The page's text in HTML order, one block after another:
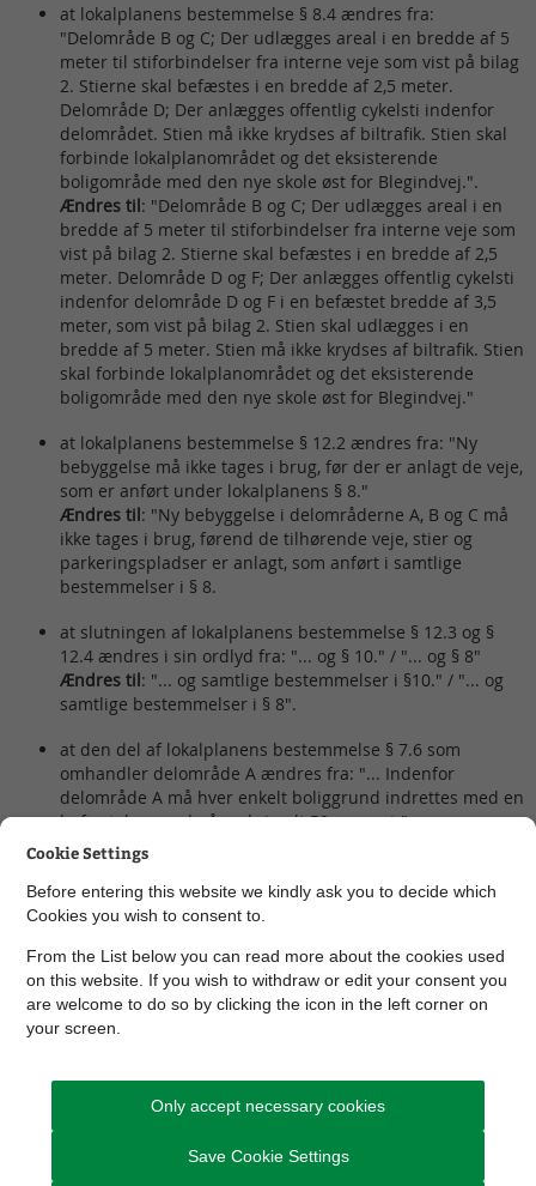
at lokalplanens bestemmelse § 8.4 ændres fra:
"Delområde B og C; Der udlægges areal i en bredde af 5
meter til stiforbindelser fra interne veje som vist på bilag
2. Stierne skal befæstes i en bredde af 2,5 meter.
Delområde D; Der anlægges offentlig cykelsti indenfor
delområdet. Stien må ikke krydses af biltrafik. Stien skal
forbinde lokalplanområdet og det eksisterende
boligområde med den nye skole øst for Blegindvej.".
Ændres til: "Delområde B og C; Der udlægges areal i en
bredde af 5 meter til stiforbindelser fra interne veje som
vist på bilag 2. Stierne skal befæstes i en bredde af 2,5
meter. Delområde D og F; Der anlægges offentlig cykelsti
indenfor delområde D og F i en befæstet bredde af 3,5
meter, som vist på bilag 2. Stien skal udlægges i en
bredde af 5 meter. Stien må ikke krydses af biltrafik. Stien
skal forbinde lokalplanområdet og det eksisterende
boligområde med den nye skole øst for Blegindvej."
at lokalplanens bestemmelse § 12.2 ændres fra: "Ny
bebyggelse må ikke tages i brug, før der er anlagt de veje,
som er anført under lokalplanens § 8."
Ændres til: "Ny bebyggelse i delområderne A, B og C må
ikke tages i brug, førend de tilhørende veje, stier og
parkeringspladser er anlagt, som anført i samtlige
bestemmelser i § 8.
at slutningen af lokalplanens bestemmelse § 12.3 og §
12.4 ændres i sin ordlyd fra: "... og § 10." / "... og § 8"
​Ændres til: "... og samtlige bestemmelser i §10." / "... og
samtlige bestemmelser i § 8".
at den del af lokalplanens bestemmelse § 7.6 som
omhandler delområde A ændres fra: "... Indenfor
delområde A må hver enkelt boliggrund indrettes med en
befæstelsesgrad på maksimalt 50 procent."
Ændres til
: "... Indenfor delområde A må hver enkelt
boliggrund indrettes med en befæstelsesgrad på
maksimalt 60 procent."
den sydvestlige del af området og den gennemgående
sti.
Lokalplan nr. 1139 - Boligområde ved
Blegindvej i Hørning
Lokalplanen omfatter et område på ca. 7 ha. Området, der er
beliggende i den sydlige del af Hørning og grænser op mod
både Blegindvej og Herredsvej, er sidste del af det store
Cookie Settings
Before entering this website we kindly ask you to decide which
Cookies you wish to consent to.
From the List below you can read more about the cookies used
on this website. If you wish to withdraw or edit your consent you
are welcome to do so by clicking the icon in the left corner on
your screen.
Only accept necessary cookies
Save Cookie Settings